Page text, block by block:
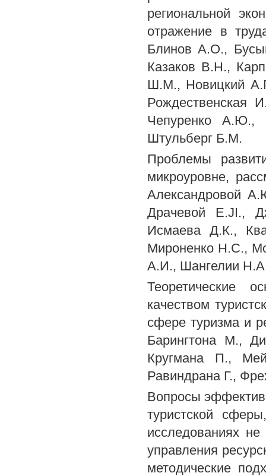
региональной
отражение в
Блинов А.О.,
Казаков В.Н.,
Ш.М., Новицкий
Рождественская
Чепуренко А.Ю.,
Штульберг Б.М.
Проблемы
микроуровне,
Александровой
Драчевой E.JI.,
Исмаева Д.К.,
Мироненко Н.С.,
А.И., Шангелии
Теоретические
качеством
сфере туризма и
Барингтона М.,
Кругмана П.,
Равиндрана Г.,
Вопросы
туристской
исследованиях
управления
методические